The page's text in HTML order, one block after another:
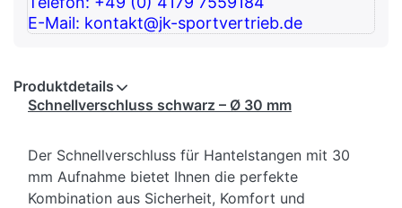
E-Mail: kontakt@jk-sportvertrieb.de
Produktdetails
Schnellverschluss schwarz – Ø 30 mm
Der Schnellverschluss für Hantelstangen mit 30
mm Aufnahme bietet Ihnen die perfekte
Kombination aus Sicherheit, Komfort und